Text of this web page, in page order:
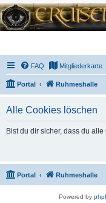
FAQ Mitgliederkarte
Portal Ruhmeshalle
Alle Cookies löschen
Bist du dir sicher, dass du
Portal Ruhmeshalle
Powered by